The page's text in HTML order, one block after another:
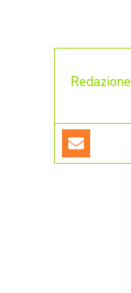
Redazione